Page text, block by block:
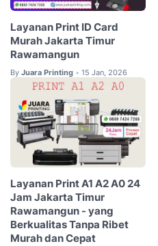
Layanan Print ID Card
Murah Jakarta Timur
Rawamangun
By Juara Printing • 15 Jan, 2026
Layanan Print A1 A2 A0 24
Jam Jakarta Timur
Rawamangun - yang
Berkualitas Tanpa Ribet
Murah dan Cepat